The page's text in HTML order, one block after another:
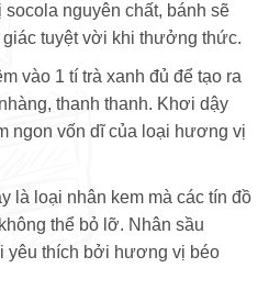
socola nguyên chất, bánh sẽ
giác tuyệt vời khi thưởng thức.
vào 1 tí trà xanh đủ để tạo ra
thanh thanh. Khơi dậy
ngon vốn dĩ của loại hương vị
là loại nhân kem mà các tín đồ
thể bỏ lỡ. Nhân sầu
yêu thích bởi hương vị béo